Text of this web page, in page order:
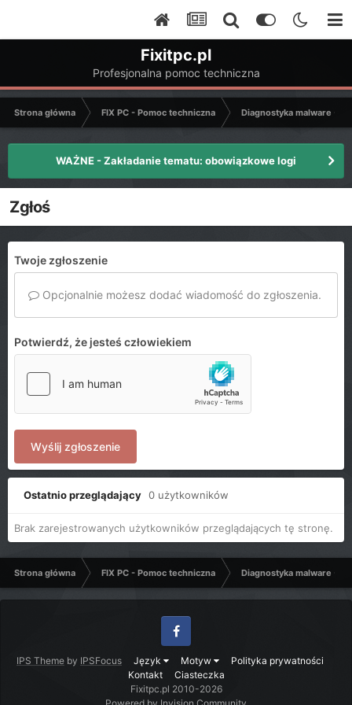
Fixitpc.pl
Profesjonalna pomoc techniczna
Strona główna FIX PC - Pomoc techniczna Diagnostyka malware -
WAŻNE - Zakładanie tematu: obowiązkowe logi
Zgłoś
Twoje zgłoszenie
Opcjonalnie możesz dodać wiadomość do zgłoszenia.
Potwierdź, że jesteś człowiekiem
Wyślij zgłoszenie
Ostatnio przeglądający 0 użytkowników
Brak zarejestrowanych użytkowników przeglądających tę stronę.
Strona główna FIX PC - Pomoc techniczna Diagnostyka malware -
IPS Theme by IPSFocus Język Motyw
Polityka prywatności
Kontakt
Ciasteczka
Facebook
Fixitpc.pl 2010-2026